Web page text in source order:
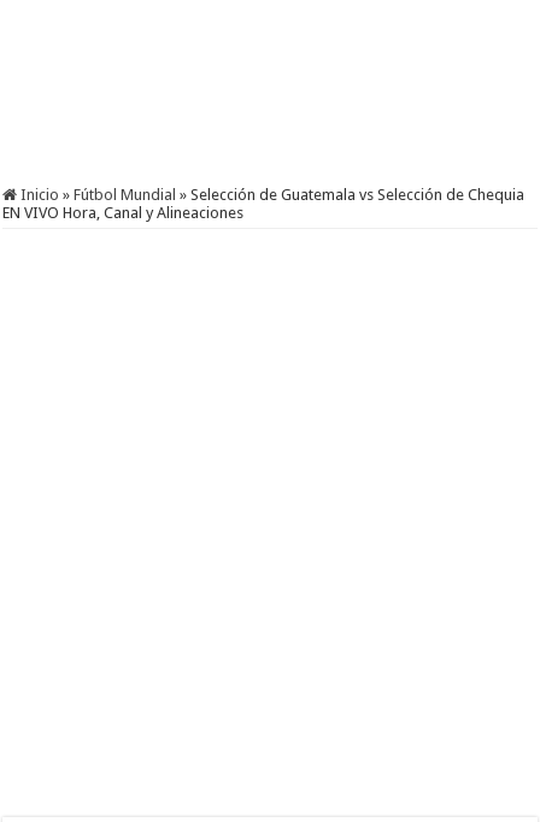
Inicio » Fútbol Mundial » Selección de Guatemala vs Selección de Chequia
EN VIVO Hora, Canal y Alineaciones